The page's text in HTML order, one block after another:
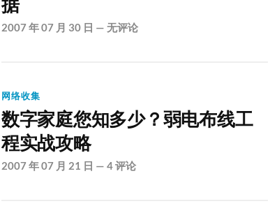
据
2007 年 07 月 30 日 — 无评论
网络收集
数字家庭您知多少？弱电布线工
程实战攻略
2007 年 07 月 21 日 — 4 评论